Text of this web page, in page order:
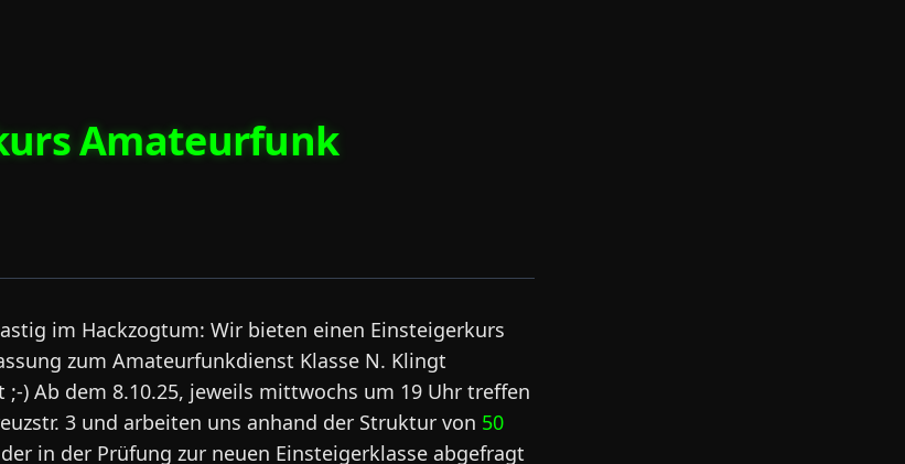
Amateurfunk
im Hackzogtum: Wir bieten einen Einsteigerkurs
zum Amateurfunkdienst Klasse N. Klingt
) Ab dem 8.10.25, jeweils mittwochs um 19 Uhr treffen
3 und arbeiten uns anhand der Struktur von 50
in der Prüfung zur neuen Einsteigerklasse abgefragt